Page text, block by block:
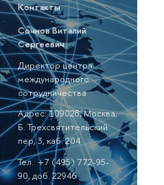
Контакты
Сочнов Виталий
Сергеевич
Директор центра
международного
сотрудничества
Адрес: 109028, Москва,
Б. Трехсвятительский
пер, 3, каб. 204
Тел.: +7 (495) 772-95-
90, доб. 22946